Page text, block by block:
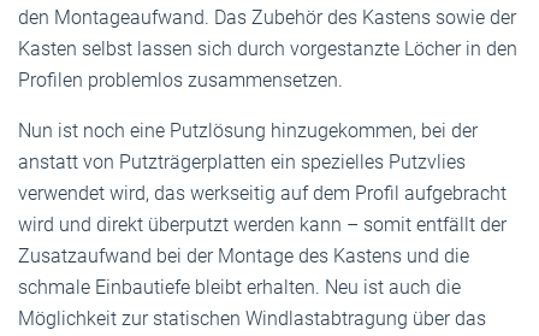
den Montageaufwand. Das Zubehör des Kastens sowie der
Kasten selbst lassen sich durch vorgestanzte Löcher in den
Profilen problemlos zusammensetzen.
Nun ist noch eine Putzlösung hinzugekommen, bei der
anstatt von Putzträgerplatten ein spezielles Putzvlies
verwendet wird, das werkseitig auf dem Profil aufgebracht
wird und direkt überputzt werden kann – somit entfällt der
Zusatzaufwand bei der Montage des Kastens und die
schmale Einbautiefe bleibt erhalten. Neu ist auch die
Möglichkeit zur statischen Windlastabtragung über das